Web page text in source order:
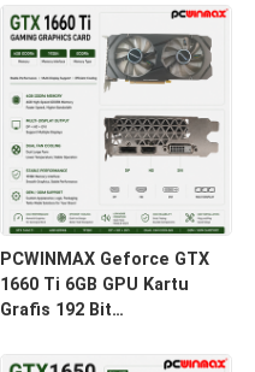
Tracing untuk PC Gaming
OEM Grosir
PCWINMAX Geforce GTX
1660 Ti 6GB GPU Kartu
Grafis 192 Bit
DVI 14Gbps Memori